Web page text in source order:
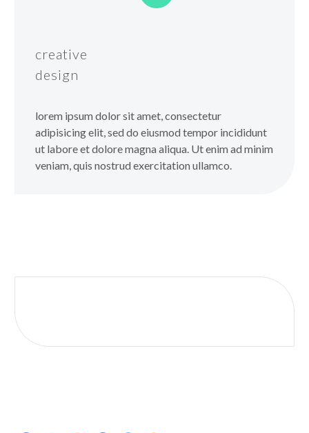
creative
design
lorem ipsum dolor sit amet, consectetur
adipisicing elit, sed do eiusmod tempor incididunt
ut labore et dolore magna aliqua. Ut enim ad minim
veniam, quis nostrud exercitation ullamco.